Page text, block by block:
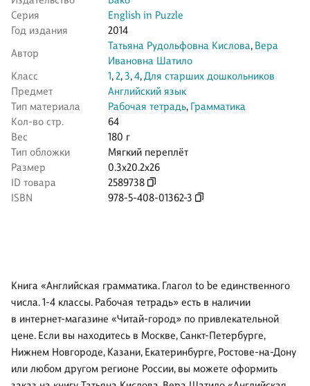
Серия
English in Puzzle
Год издания
2014
Автор
Татьяна Рудольфовна Кислова, Вера
Ивановна Шатило
Класс
1,2,3,4,Для старших дошкольников
Предмет
Английский язык
Тип материала
Рабочая тетрадь, Грамматика
Кол-во стр.
64
Вес
180 г
Тип обложки
Мягкий переплёт
Размер
0.3x20.2x26
ID товара
2589738
ISBN
978-5-408-01362-3
Книга «Английская грамматика. Глагол to be единственного
числа. 1-4 классы. Рабочая тетрадь» есть в наличии
в интернет-магазине «Читай-город» по привлекательной
цене. Если вы находитесь в Москве, Санкт-Петербурге,
Нижнем Новгороде, Казани, Екатеринбурге, Ростове-на-Дону
или любом другом регионе России, вы можете оформить